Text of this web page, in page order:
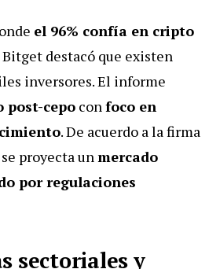
el 96% confía en cripto
Bitget destacó que existen
inversores. El informe
post-cepo confoco en
. De acuerdo a la firma
proyecta unmercado
por regulaciones
sectoriales y